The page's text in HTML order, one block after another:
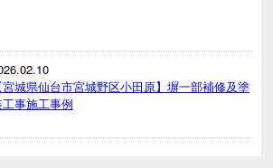
宮城県仙台市宮城野区小田原】塀一部補修及塗
事施工事例